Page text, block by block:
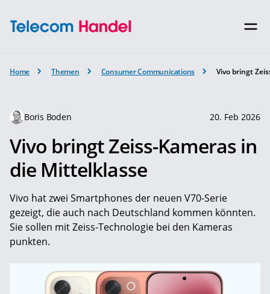
Home Themen Consumer Communications Vivo bringt
Boris Boden 20. Feb 2026
Vivo bringt Zeiss-Kameras in
die Mittelklasse
Vivo hat zwei Smartphones der neuen V70-Serie
gezeigt, die auch nach Deutschland kommen könnten.
Sie sollen mit Zeiss-Technologie bei den Kameras
punkten.